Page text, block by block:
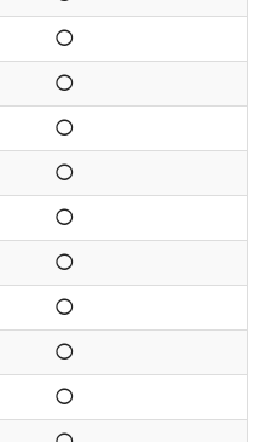
◯
◯
◯
◯
◯
◯
◯
◯
◯